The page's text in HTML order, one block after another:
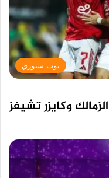
توب ستوري
وكايزر تشيفز